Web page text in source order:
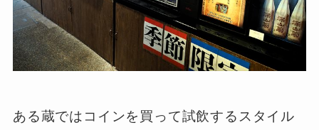
ある蔵ではコインを買って試飲するスタイル